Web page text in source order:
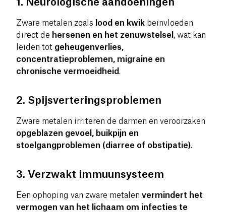
1. Neurologische aandoeningen
Zware metalen zoals lood en kwik beïnvloeden
direct de hersenen en het zenuwstelsel , wat kan
leiden tot geheugenverlies,
concentratieproblemen, migraine en
chronische vermoeidheid.
2. Spijsverteringsproblemen
Zware metalen irriteren de darmen en veroorzaken
opgeblazen gevoel, buikpijn en
stoelgangproblemen (diarree of obstipatie).
3. Verzwakt immuunsysteem
Een ophoping van zware metalen vermindert het
vermogen van het lichaam om infecties te